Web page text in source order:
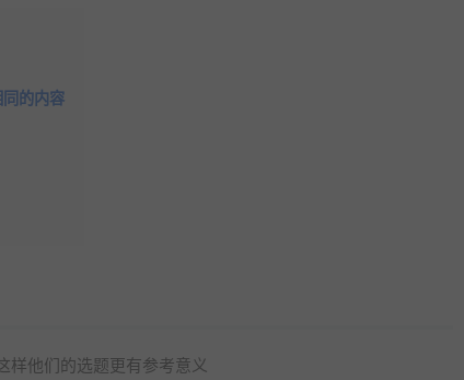
的内容
样他们的选题更有参考意义